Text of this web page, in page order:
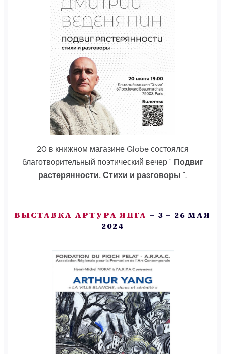
20 в книжном магазине Globe состоялся
благотворительный поэтический вечер " Подвиг
растерянности. Стихи и разговоры ".
ВЫСТАВКА АРТУРА ЯНГА – 3 – 26 МАЯ
2024